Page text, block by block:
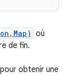
où
de fin.
pour obtenir une